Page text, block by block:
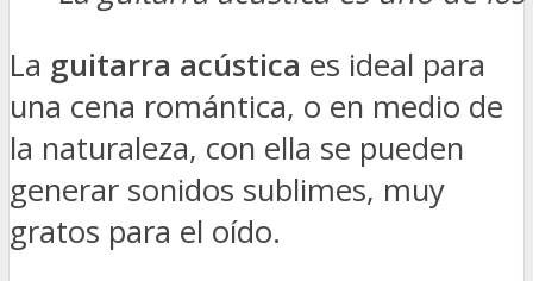
La guitarra acústica es ideal para
una cena romántica, o en medio de
la naturaleza, con ella se pueden
generar sonidos sublimes, muy
gratos para el oído.